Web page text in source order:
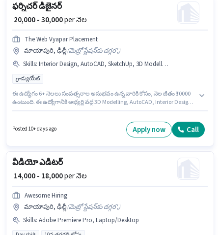
ఫర్నిచర్ డిజైనర్
₹ 20,000 - 30,000per నెల
The Web Vyapar Placement
మాయాపురి, ఢిల్లీ(మెట్రో స్టేషన్‌కు దగ్గర',)
Skills: Interior Design, AutoCAD, SketchUp, 3D Modelling
గ్రాడ్యుయేట్
ఈ ఉద్యోగం 6+ నెలలు సంవత్సరాల అనుభవం ఉన్న వారికి కోసం, నెల జీతం ₹30000
ఉంటుంది. ఈ ఉద్యోగానికి అభ్యర్థి వద్ద 3D Modelling, AutoCAD, Interior Design,
జీతం ఇవ్వబడుతుంది. ఈ ఉద్యోగం మాయాపురి, ఢిల్లీ లో ఉంది. ఈ ఉద్యోగానికి
అభ్యర్థులు తప్పనిసరిగా గ్రాడ్యుయేట్ డిగ్రీ/సర్టిఫికెట్ కలిగి ఉండాలి.
Posted 10+ days ago Apply now Call
వీడియో ఎడిటర్
₹ 14,000 - 18,000per నెల
Awesome Hiring
మాయాపురి, ఢిల్లీ(మెట్రో స్టేషన్‌కు దగ్గర',)
Skills: Adobe Premiere Pro, Laptop/Desktop